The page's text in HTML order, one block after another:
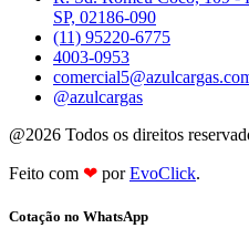
SP, 02186-090
(11) 95220-6775
4003-0953
@azulcargas
@2026 Todos os direitos
Feito com ❤ porEvoClick.
Cotação no WhatsApp